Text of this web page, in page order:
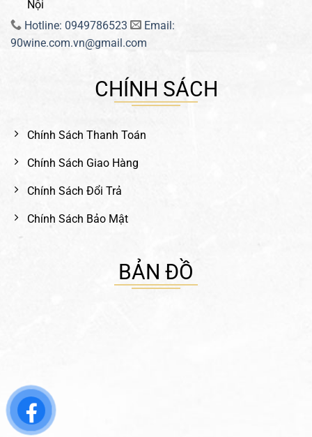
Nội
Hotline: 0949786523
Email:
90wine.com.vn@gmail.com
CHÍNH SÁCH
Chính Sách Thanh Toán
Chính Sách Giao Hàng
Chính Sách Đổi Trả
Chính Sách Bảo Mật
BẢN ĐỒ